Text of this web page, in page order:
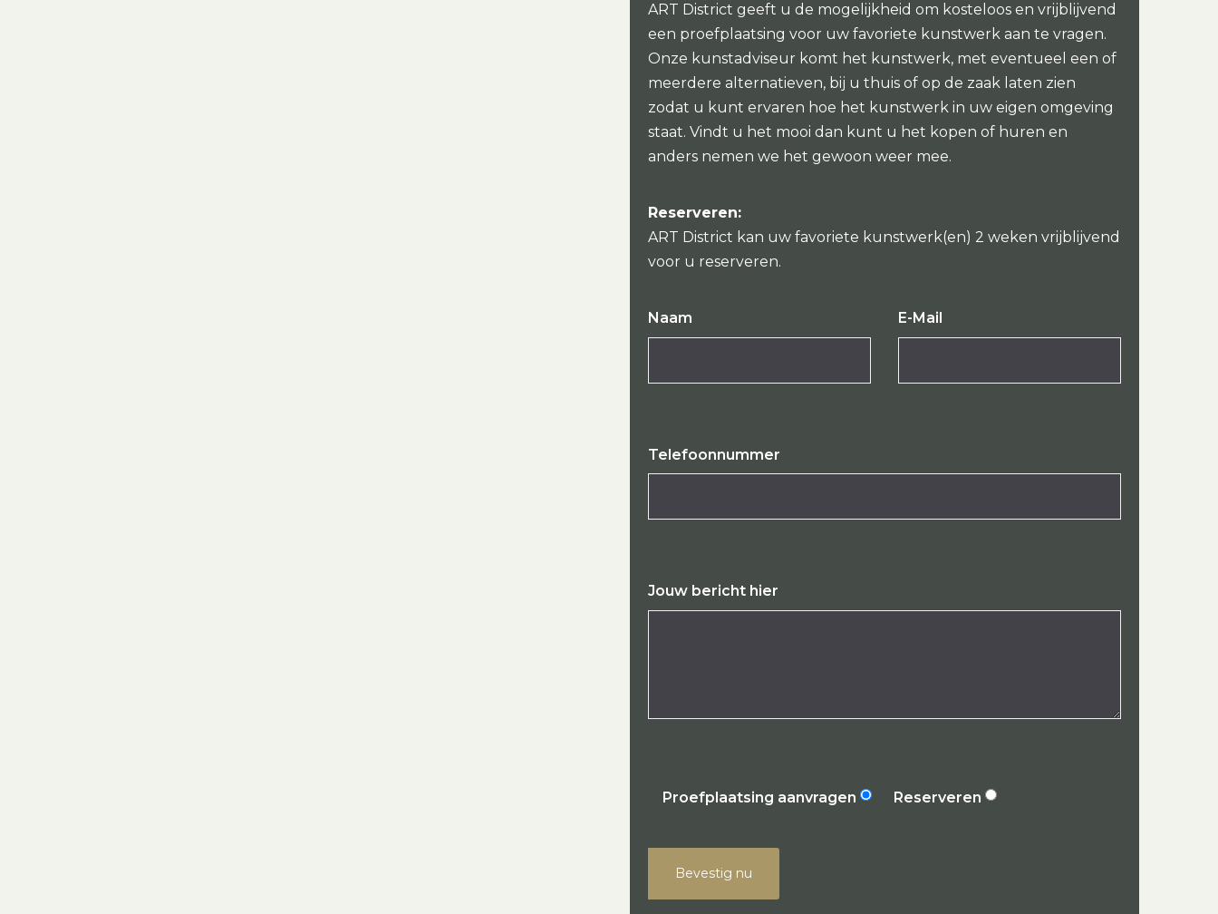
ART District geeft u de mogelijkheid om kosteloos en vrijblijvend
een proefplaatsing voor uw favoriete kunstwerk aan te vragen.
Onze kunstadviseur komt het kunstwerk, met eventueel een of
meerdere alternatieven, bij u thuis of op de zaak laten zien
zodat u kunt ervaren hoe het kunstwerk in uw eigen omgeving
staat. Vindt u het mooi dan kunt u het kopen of huren en
anders nemen we het gewoon weer mee.
Reserveren:
ART District kan uw favoriete kunstwerk(en) 2 weken vrijblijvend
voor u reserveren.
Naam E-Mail
Telefoonnummer
Jouw bericht hier
Proefplaatsing aanvragen Reserveren
Bevestig nu